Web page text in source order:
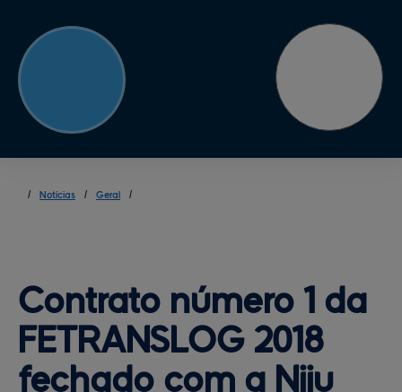
/ Notícias / Geral /
Contrato número 1 da
FETRANSLOG 2018
fechado com a Niju